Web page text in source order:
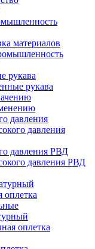
материалов
рукава
рукава
давления
давления
давления РВД
давления РВД
оплетка
оплетка